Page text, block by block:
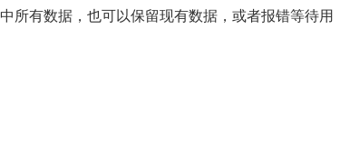
所有数据，也可以保留现有数据，或者报错等待用